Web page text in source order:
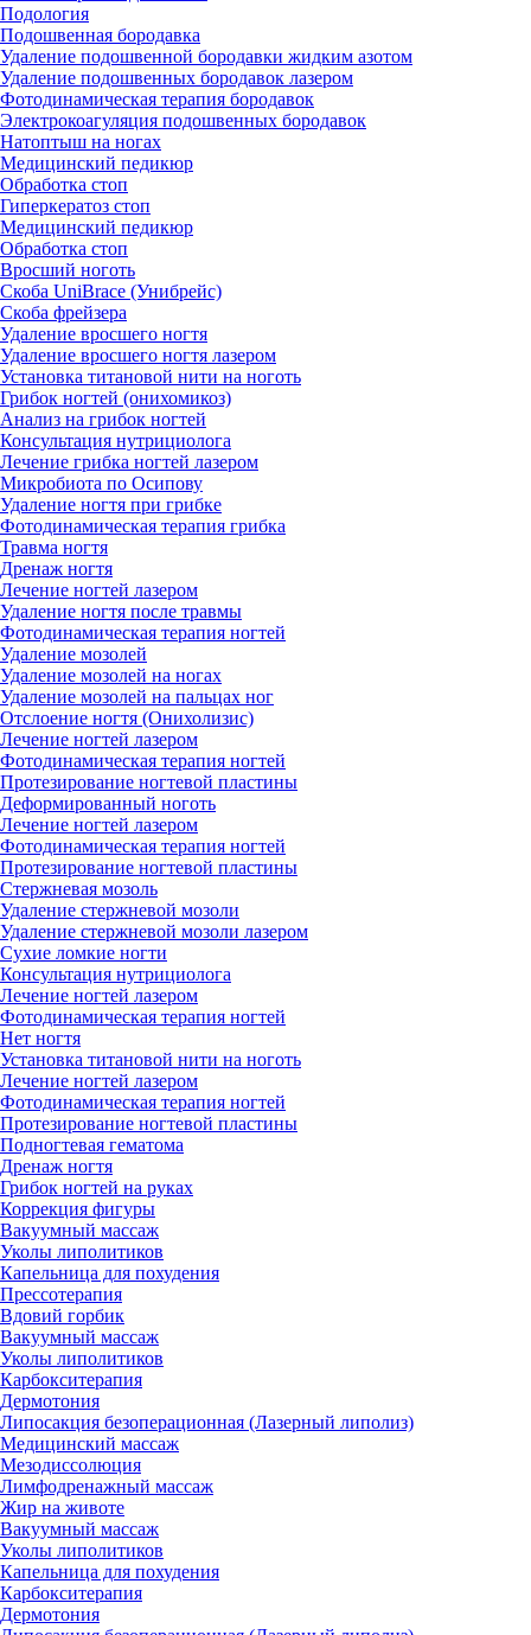
Подология
Подошвенная бородавка
Удаление подошвенной бородавки жидким азотом
Удаление подошвенных бородавок лазером
Фотодинамическая терапия бородавок
Электрокоагуляция подошвенных бородавок
Натоптыш на ногах
Медицинский педикюр
Обработка стоп
Гиперкератоз стоп
Медицинский педикюр
Обработка стоп
Вросший ноготь
Скоба UniBrace (Унибрейс)
Скоба фрейзера
Удаление вросшего ногтя
Удаление вросшего ногтя лазером
Установка титановой нити на ноготь
Грибок ногтей (онихомикоз)
Анализ на грибок ногтей
Консультация нутрициолога
Лечение грибка ногтей лазером
Микробиота по Осипову
Удаление ногтя при грибке
Фотодинамическая терапия грибка
Травма ногтя
Дренаж ногтя
Лечение ногтей лазером
Удаление ногтя после травмы
Фотодинамическая терапия ногтей
Удаление мозолей
Удаление мозолей на ногах
Удаление мозолей на пальцах ног
Отслоение ногтя (Онихолизис)
Лечение ногтей лазером
Фотодинамическая терапия ногтей
Протезирование ногтевой пластины
Деформированный ноготь
Лечение ногтей лазером
Фотодинамическая терапия ногтей
Протезирование ногтевой пластины
Стержневая мозоль
Удаление стержневой мозоли
Удаление стержневой мозоли лазером
Сухие ломкие ногти
Консультация нутрициолога
Лечение ногтей лазером
Фотодинамическая терапия ногтей
Нет ногтя
Установка титановой нити на ноготь
Лечение ногтей лазером
Фотодинамическая терапия ногтей
Протезирование ногтевой пластины
Подногтевая гематома
Дренаж ногтя
Грибок ногтей на руках
Коррекция фигуры
Вакуумный массаж
Уколы липолитиков
Капельница для похудения
Прессотерапия
Вдовий горбик
Вакуумный массаж
Уколы липолитиков
Карбокситерапия
Дермотония
Липосакция безоперационная (Лазерный липолиз)
Медицинский массаж
Мезодиссолюция
Лимфодренажный массаж
Жир на животе
Вакуумный массаж
Уколы липолитиков
Капельница для похудения
Карбокситерапия
Дермотония